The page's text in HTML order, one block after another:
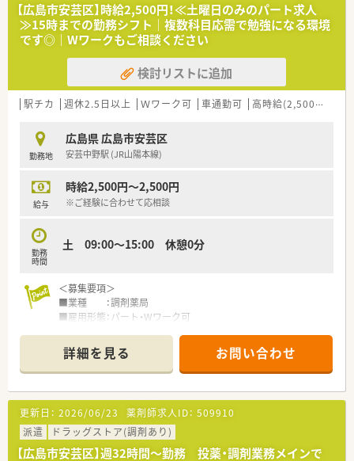
【広島市安芸区】時給2,500円！≪土曜日のみのパート求人
≫15時までの勤務シフト｜複数科目応需で勉強になる環境
です◎｜Wワークもご相談ください
検討リストに追加
駅チカ 週休2.5日以上 Ｗワーク可 車通勤可 高時給(2,500円以上)
勤務地
広島県 広島市安芸区
安芸中野駅 (JR山陽本線)
給与
時給2,500円～2,500円
※ご経験に合わせて応相談
勤務
時間
土 09:00～15:00 休憩0分
＜募集要項＞
■業種 ：調剤薬局
■雇用形態：パート・Wワーク可
■資格 ：薬剤師免許をお持ちの方（取得見込みの方を含む）
■給与 ：時給：2,000円～2,500円（ご経験に合わせて応相談）
■勤務時間：土 09:00～15:00 休憩0分
■休日 ：勤務日以外 有給休暇（法定通り付与）
■福利厚生：労災保険
＜こんな調剤薬局です＞
■安芸中野駅から徒歩3分。公共交通機関での通勤も便利。
詳細を見る お問い合わせ
更新日： 2026/06/23 薬剤師求人ID： 509910
派遣
ドラッグストア(調剤あり)
【広島市安芸区】週32時間～勤務 投薬・調剤業務メインで